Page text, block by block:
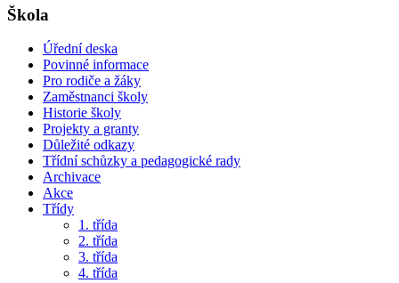
Škola
Úřední deska
Povinné informace
Pro rodiče a žáky
Zaměstnanci školy
Historie školy
Projekty a granty
Důležité odkazy
Třídní schůzky a pedagogické rady
Archivace
Akce
Třídy
1. třída
2. třída
3. třída
4. třída